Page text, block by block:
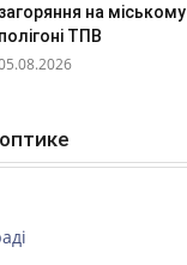
загоряння на міському
полігоні ТПВ